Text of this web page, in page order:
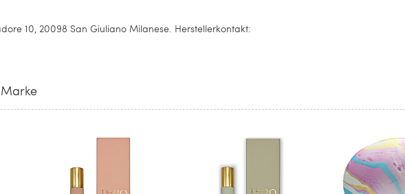
10, 20098 San Giuliano Milanese. Herstellerkontakt: